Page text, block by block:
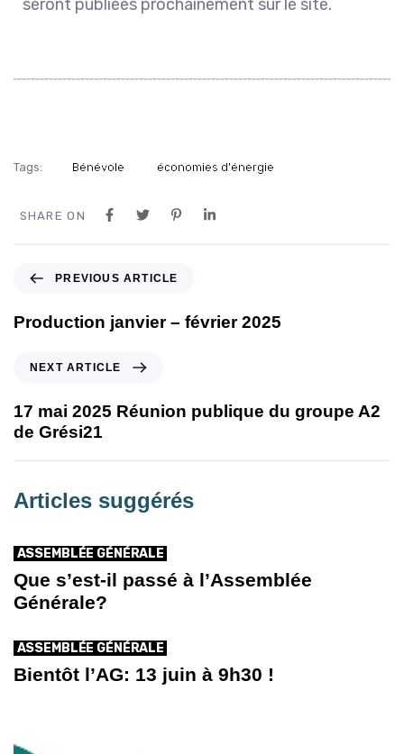
seront publiées prochainement sur le site.
Tags: Bénévole économies d'énergie
SHARE ON
PREVIOUS ARTICLE
Production janvier – février 2025
NEXT ARTICLE
17 mai 2025 Réunion publique du groupe A2
de Grési21
Articles suggérés
ASSEMBLÉE GÉNÉRALE
Que s’est-il passé à l’Assemblée
Générale?
ASSEMBLÉE GÉNÉRALE
Bientôt l’AG: 13 juin à 9h30 !